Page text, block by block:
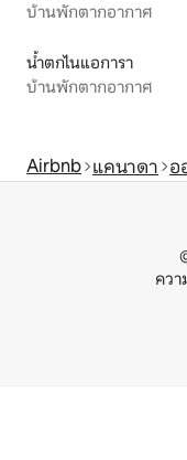
บ้านพักตากอากาศ
น้ำตกไนแอการา
บ้านพักตากอากาศ
Airbnb แคนาดา อ
คว